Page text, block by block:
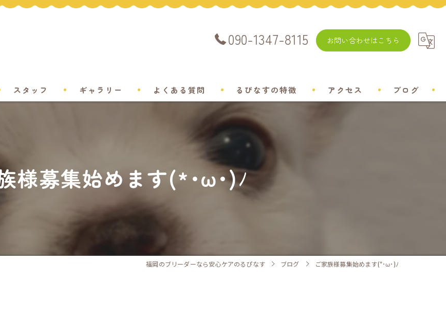
090-1347-8115 お問い合わせはこちら
スタッフ ギャラリー よくある質問 るぴなすの特徴
飼い方
チワワ
ミニチュアダックスフンド
ポメラニアン
アクセス ブログ
様募集始めます(*･ω･)ﾉ
福岡のブリーダーなら安心ケアのるぴなす ブログ ご家族様募集始めます(*･ω･)ﾉ